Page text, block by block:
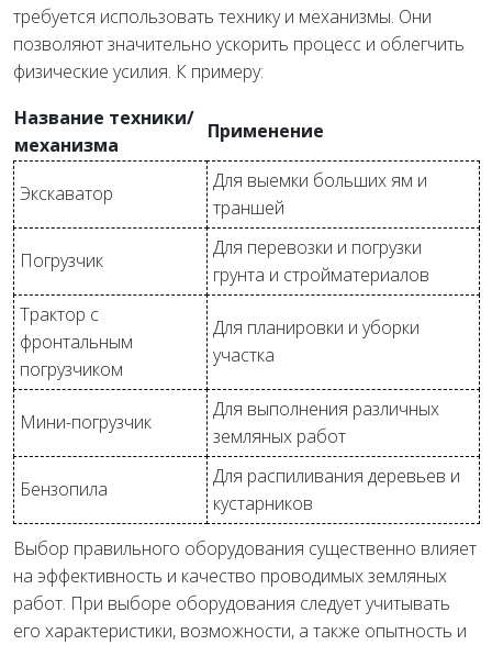
требуется использовать технику и механизмы. Они
позволяют значительно ускорить процесс и облегчить
физические усилия. К примеру:
Название техники/
механизма
Применение
Экскаватор
Для выемки больших ям и
траншей
Погрузчик
Для перевозки и погрузки
грунта и стройматериалов
Трактор с
фронтальным
погрузчиком
Для планировки и уборки
участка
Мини-погрузчик
Для выполнения различных
земляных работ
Бензопила
Для распиливания деревьев и
кустарников
Выбор правильного оборудования существенно влияет
на эффективность и качество проводимых земляных
работ. При выборе оборудования следует учитывать
его характеристики, возможности, а также опытность и